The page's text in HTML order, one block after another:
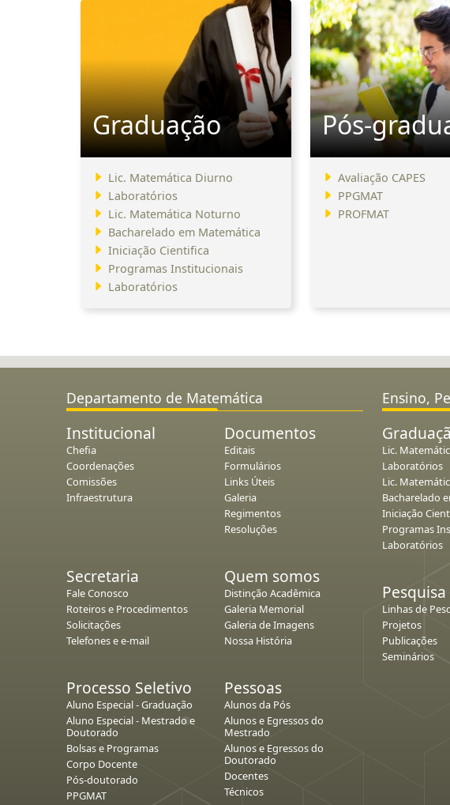
Graduação
Lic. Matemática Diurno
Laboratórios
Lic. Matemática Noturno
Bacharelado em Matemática
Iniciação Cientifica
Programas Institucionais
Laboratórios
Pós-
Avaliação CAPES
PPGMAT
PROFMAT
Departamento de Matemática
Institucional
Chefia
Coordenações
Comissões
Infraestrutura
Documentos
Editais
Formulários
Links Úteis
Galeria
Regimentos
Resoluções
Secretaria
Fale Conosco
Roteiros e Procedimentos
Solicitações
Telefones e e-mail
Quem somos
Distinção Acadêmica
Galeria Memorial
Galeria de Imagens
Nossa História
Processo Seletivo
Aluno Especial - Graduação
Aluno Especial - Mestrado e
Doutorado
Bolsas e Programas
Corpo Docente
Pós-doutorado
PPGMAT
Pessoas
Alunos da Pós
Alunos e Egressos do
Mestrado
Alunos e Egressos do
Doutorado
Docentes
Técnicos
Ensino,
Lic.
Laboratórios
Lic.
Bacharelado
Iniciação
Programas
Laboratórios
Pesquisa
Linhas de
Projetos
Publicações
Seminários